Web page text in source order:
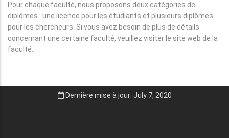
Pour chaque faculté, nous proposons deux catégories de
diplômes : une licence pour les étudiants et plusieurs diplômes
pour les chercheurs. Si vous avez besoin de plus de détails
concernant une certaine faculté, veuillez visiter le site web de la
faculté.
Dernière mise à jour: July 7, 2020